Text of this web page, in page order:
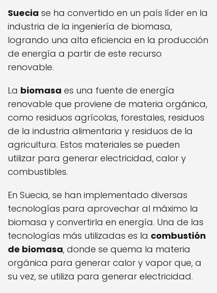
Suecia se ha convertido en un país líder en la
industria de la ingeniería de biomasa,
logrando una alta eficiencia en la producción
de energía a partir de este recurso
renovable.
La biomasa es una fuente de energía
renovable que proviene de materia orgánica,
como residuos agrícolas, forestales, residuos
de la industria alimentaria y residuos de la
agricultura. Estos materiales se pueden
utilizar para generar electricidad, calor y
combustibles.
En Suecia, se han implementado diversas
tecnologías para aprovechar al máximo la
biomasa y convertirla en energía. Una de las
tecnologías más utilizadas es la combustión
de biomasa, donde se quema la materia
orgánica para generar calor y vapor que, a
su vez, se utiliza para generar electricidad.